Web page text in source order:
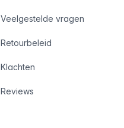
Veelgestelde vragen
Retourbeleid
Klachten
Reviews